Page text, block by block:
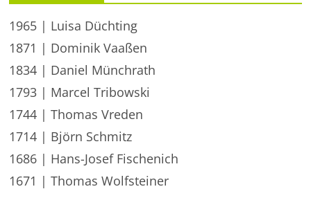
1965 | Luisa Düchting
1871 | Dominik Vaaßen
1834 | Daniel Münchrath
1793 | Marcel Tribowski
1744 | Thomas Vreden
1714 | Björn Schmitz
1686 | Hans-Josef Fischenich
1671 | Thomas Wolfsteiner